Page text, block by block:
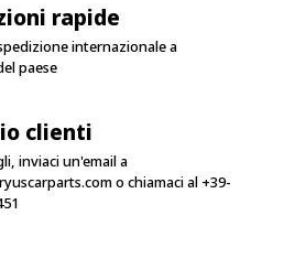
rapide
internazionale a
paese
clienti
inviaci un'email a
o chiamaci al +39-